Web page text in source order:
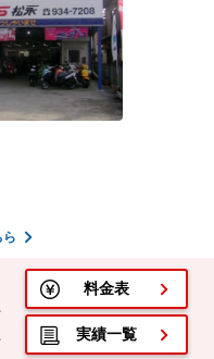
ら
料金表
実績一覧